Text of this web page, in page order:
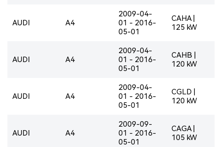
AUDI A4
2009-04-
01 - 2016-
05-01
CAHA |
125 kW
AUDI A4
2009-04-
01 - 2016-
05-01
CAHB |
120 kW
AUDI A4
2009-04-
01 - 2016-
05-01
CGLD |
120 kW
AUDI A4
2009-09-
01 - 2016-
05-01
CAGA |
105 kW